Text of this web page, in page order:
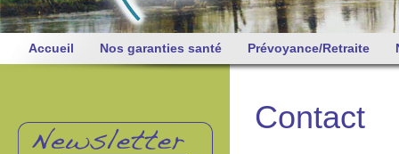
Accueil Nos garanties santé Prévoyance/Retraite
Contact